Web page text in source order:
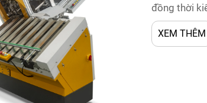
đồng thời
năng lượng
XEM THÊM